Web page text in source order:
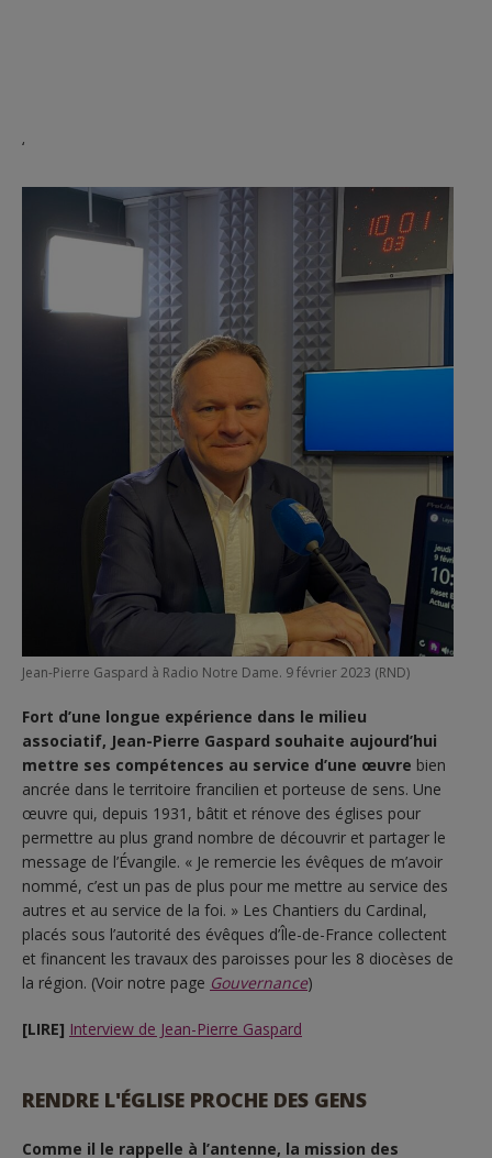
‘
Jean-Pierre Gaspard à Radio Notre Dame. 9 février 2023 (RND)
Fort d’une longue expérience dans le milieu
associatif, Jean-Pierre Gaspard souhaite aujourd’hui
mettre ses compétences au service d’une œuvre bien
ancrée dans le territoire francilien et porteuse de sens. Une
œuvre qui, depuis 1931, bâtit et rénove des églises pour
permettre au plus grand nombre de découvrir et partager le
message de l’Évangile. « Je remercie les évêques de m’avoir
nommé, c’est un pas de plus pour me mettre au service des
autres et au service de la foi. » Les Chantiers du Cardinal,
placés sous l’autorité des évêques d’Île-de-France collectent
et financent les travaux des paroisses pour les 8 diocèses de
la région. (Voir notre page Gouvernance)
[LIRE] Interview de Jean-Pierre Gaspard
RENDRE L'ÉGLISE PROCHE DES GENS
Comme il le rappelle à l’antenne, la mission des